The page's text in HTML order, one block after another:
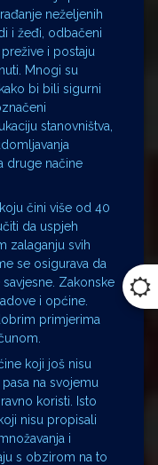
neželjenih
i žeđi, odbačeni
i postaju
Mnogi su
bi bili sigurni
stanovništva,
druge načine
čini više od 40
da uspjeh
zalaganju svih
se osigurava da
Zakonske
i općine.
primjerima
koji još nisu
na svojemu
koristi. Isto
nisu propisali
i
s obzirom na to